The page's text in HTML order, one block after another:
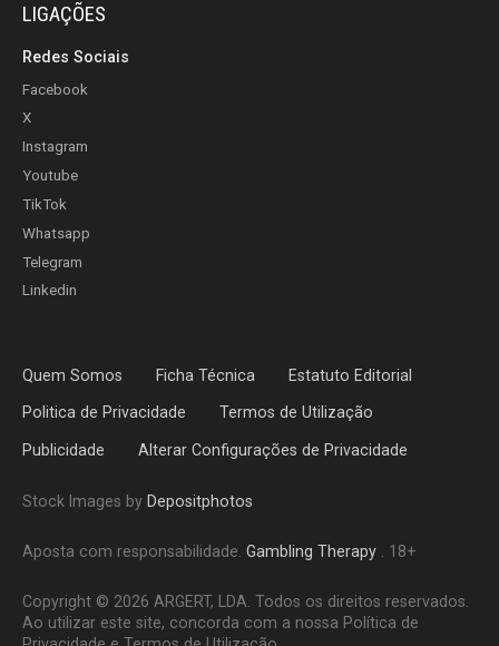
LIGAÇÕES
Redes Sociais
Facebook
X
Instagram
Youtube
TikTok
Whatsapp
Telegram
Linkedin
Quem Somos Ficha Técnica Estatuto Editorial
Politica de Privacidade Termos de Utilização
Publicidade Alterar Configurações de Privacidade
Stock Images by Depositphotos
Aposta com responsabilidade. Gambling Therapy. 18+
Copyright © 2026 ARGERT, LDA. Todos os direitos reservados.
Ao utilizar este site, concorda com a nossa Política de